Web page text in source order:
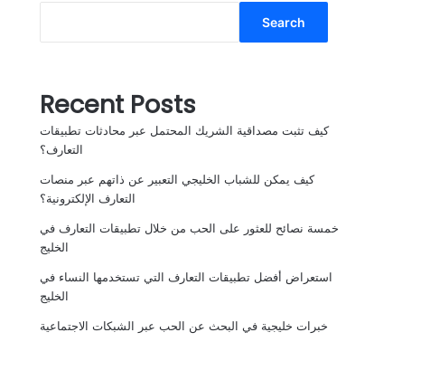
Search
Recent Posts
كيف تثبت مصداقية الشريك المحتمل عبر محادثات تطبيقات
التعارف؟
كيف يمكن للشباب الخليجي التعبير عن ذاتهم عبر منصات
التعارف الإلكترونية؟
خمسة نصائح للعثور على الحب من خلال تطبيقات التعارف في
الخليج
استعراض أفضل تطبيقات التعارف التي تستخدمها النساء في
الخليج
خبرات خليجية في البحث عن الحب عبر الشبكات الاجتماعية